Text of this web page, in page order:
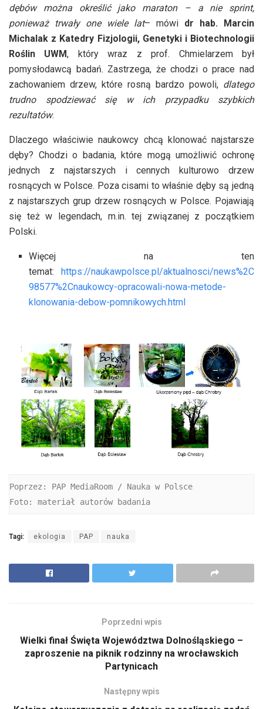
dębów można określić jako maraton – a nie sprint,
ponieważ trwały one wiele lat– mówi dr hab. Marcin
Michalak z Katedry Fizjologii, Genetyki i Biotechnologii
Roślin UWM, który wraz z prof. Chmielarzem był
pomysłodawcą badań. Zastrzega, że chodzi o prace nad
zachowaniem drzew, które rosną bardzo powoli, dlatego
trudno spodziewać się w ich przypadku szybkich
rezultatów.
Dlaczego właściwie naukowcy chcą klonować najstarsze
dęby? Chodzi o badania, które mogą umożliwić ochronę
jednych z najstarszych i cennych kulturowo drzew
rosnących w Polsce. Poza cisami to właśnie dęby są jedną
z najstarszych grup drzew rosnących w Polsce. Pojawiają
się też w legendach, m.in. tej związanej z początkiem
Polski.
Więcej na ten
temat: https://naukawpolsce.pl/aktualnosci/news%2C
98577%2Cnaukowcy-opracowali-nowa-metode-
klonowania-debow-pomnikowych.html
Poprzez: PAP MediaRoom / Nauka w Polsce
Foto: materiał autorów badania
Tagi: ekologia PAP nauka
Poprzedni wpis
Wielki finał Święta Województwa Dolnośląskiego –
zaproszenie na piknik rodzinny na wrocławskich
Partynicach
Następny wpis